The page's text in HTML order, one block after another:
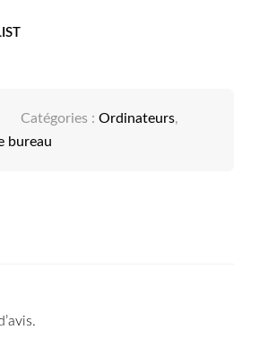
Catégories :Ordinateurs,
bureau